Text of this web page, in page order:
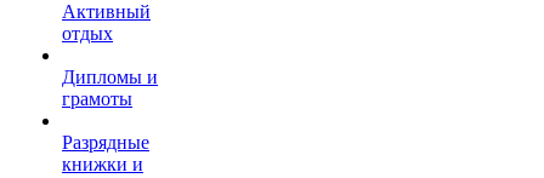
Активный
отдых
Дипломы и
грамоты
Разрядные
книжки и